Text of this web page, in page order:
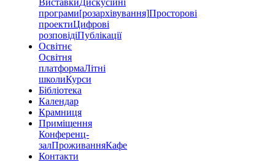
ВиставкиДискусійні
програми[розархівування]Просторові
проектиЦифрові
розповідіПублікації
Освітнє
Освітня
платформаЛітні
школиКурси
Бібліотека
Календар
Крамниця
Приміщення
Конференц-
залПроживанняКафе
Контакти